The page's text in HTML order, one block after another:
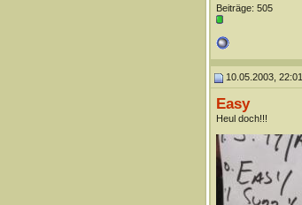
Beiträge: 505
10.05.2003, 22:01
Easy
Heul doch!!!